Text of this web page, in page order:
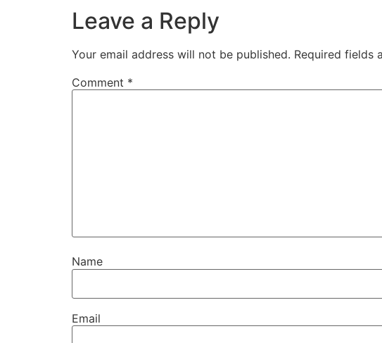
Leave a Reply
Your email address will not be published. Required fields
Comment *
Name
Email